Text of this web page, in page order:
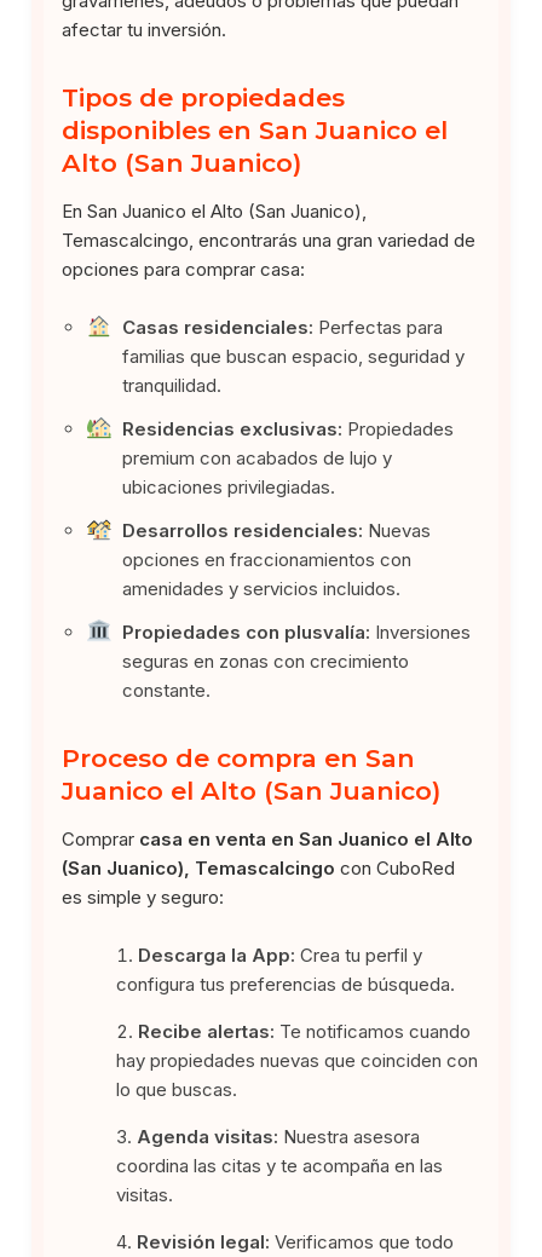
afectar tu inversión.
Tipos de propiedades
disponibles en San Juanico el
Alto (San Juanico)
En San Juanico el Alto (San Juanico),
Temascalcingo, encontrarás una gran variedad de
opciones para comprar casa:
Casas residenciales: Perfectas para
familias que buscan espacio, seguridad y
tranquilidad.
Residencias exclusivas: Propiedades
premium con acabados de lujo y
ubicaciones privilegiadas.
Desarrollos residenciales: Nuevas
opciones en fraccionamientos con
amenidades y servicios incluidos.
Propiedades con plusvalía: Inversiones
seguras en zonas con crecimiento
constante.
Proceso de compra en San
Juanico el Alto (San Juanico)
Comprar casa en venta en San Juanico el Alto
(San Juanico), Temascalcingo con CuboRed
es simple y seguro:
Descarga la App: Crea tu perfil y
configura tus preferencias de búsqueda.
Recibe alertas: Te notificamos cuando
hay propiedades nuevas que coinciden con
lo que buscas.
Agenda visitas: Nuestra asesora
coordina las citas y te acompaña en las
visitas.
Revisión legal: Verificamos que todo